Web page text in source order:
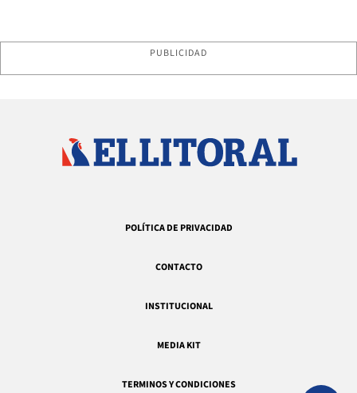
PUBLICIDAD
POLÍTICA DE PRIVACIDAD
CONTACTO
INSTITUCIONAL
MEDIA KIT
TERMINOS Y CONDICIONES